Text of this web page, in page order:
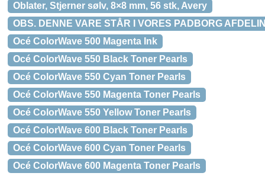
Oblater, Stjerner sølv, 8×8 mm, 56 stk, Avery
OBS. DENNE VARE STÅR I VORES PADBORG
Océ ColorWave 500 Magenta Ink
Océ ColorWave 550 Black Toner Pearls
Océ ColorWave 550 Cyan Toner Pearls
Océ ColorWave 550 Magenta Toner Pearls
Océ ColorWave 550 Yellow Toner Pearls
Océ ColorWave 600 Black Toner Pearls
Océ ColorWave 600 Cyan Toner Pearls
Océ ColorWave 600 Magenta Toner Pearls